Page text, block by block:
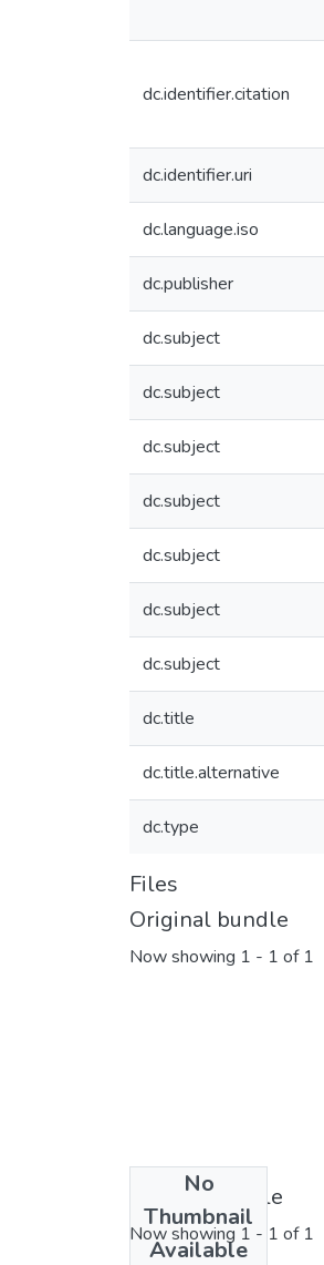
dc.identifier.citation
dc.identifier.uri
dc.language.iso
dc.publisher
dc.subject
dc.subject
dc.subject
dc.subject
dc.subject
dc.subject
dc.subject
dc.title
dc.title.alternative
dc.type
Files
Original bundle
Now showing 1 - 1 of 1
No
Thumbnail
Available
License bundle
Now showing 1 - 1 of 1